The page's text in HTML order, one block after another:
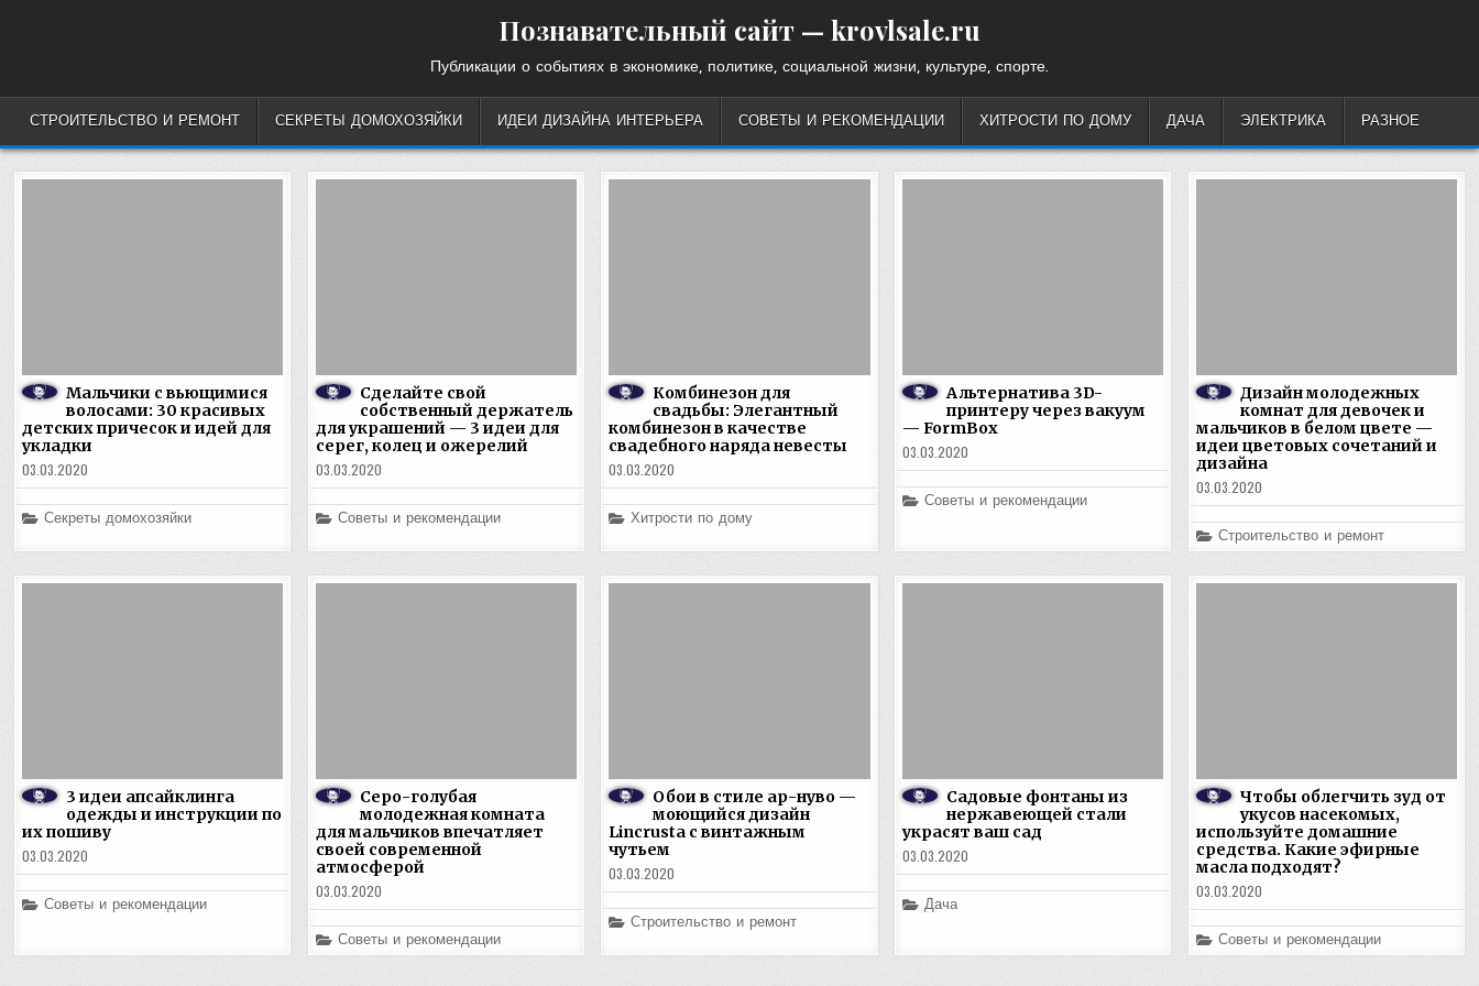
Познавательный сайт — krovlsale.ru
Публикации о событиях в экономике, политике, социальной жизни, культуре, спорте.
СТРОИТЕЛЬСТВО И РЕМОНТ СЕКРЕТЫ ДОМОХОЗЯЙКИ ИДЕИ ДИЗАЙНА ИНТЕРЬЕРА СОВЕТЫ И РЕКОМЕНДАЦИИ ХИТРОСТИ ПО ДОМУ ДАЧА ЭЛЕКТРИКА РАЗНОЕ
Мальчики с вьющимися
волосами: 30 красивых
детских причесок и идей для
укладки
03.03.2020
Posted
Секреты домохозяйки
Сделайте свой
собственный держатель
для украшений — 3 идеи для
серег, колец и ожерелий
03.03.2020
Posted
Советы и рекомендации
Комбинезон для
свадьбы: Элегантный
комбинезон в качестве
свадебного наряда невесты
03.03.2020
Posted
Хитрости по дому
Альтернатива 3D-
принтеру через вакуум
— FormBox
03.03.2020
Posted
Советы и рекомендации
Дизайн молодежных
комнат для девочек и
мальчиков в белом цвете —
идеи цветовых сочетаний и
дизайна
03.03.2020
Posted
in
Строительство и ремонт
3 идеи апсайклинга
одежды и инструкции по
их пошиву
03.03.2020
Posted
Советы и рекомендации
Серо-голубая
молодежная комната
для мальчиков впечатляет
своей современной
атмосферой
03.03.2020
Posted
in
Советы и рекомендации
Обои в стиле ар-нуво —
моющийся дизайн
Lincrusta с винтажным
чутьем
03.03.2020
Posted
Строительство и ремонт
Садовые фонтаны из
нержавеющей стали
украсят ваш сад
03.03.2020
Posted
in
Дача
Чтобы облегчить зуд от
укусов насекомых,
используйте домашние
средства. Какие эфирные
масла подходят?
03.03.2020
Posted
in
Советы и рекомендации